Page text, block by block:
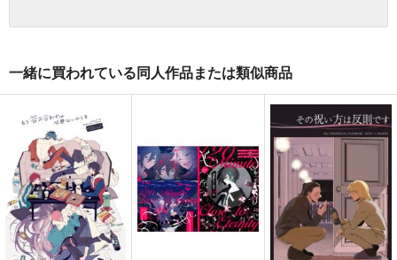
一緒に買われている同人作品または類似商品